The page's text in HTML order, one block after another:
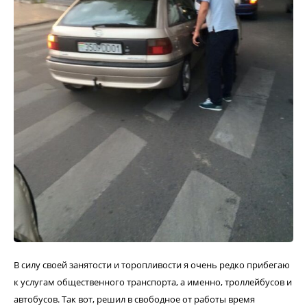
В силу своей занятости и торопливости я очень редко прибегаю
к услугам общественного транспорта, а именно, троллейбусов и
автобусов. Так вот, решил в свободное от работы время